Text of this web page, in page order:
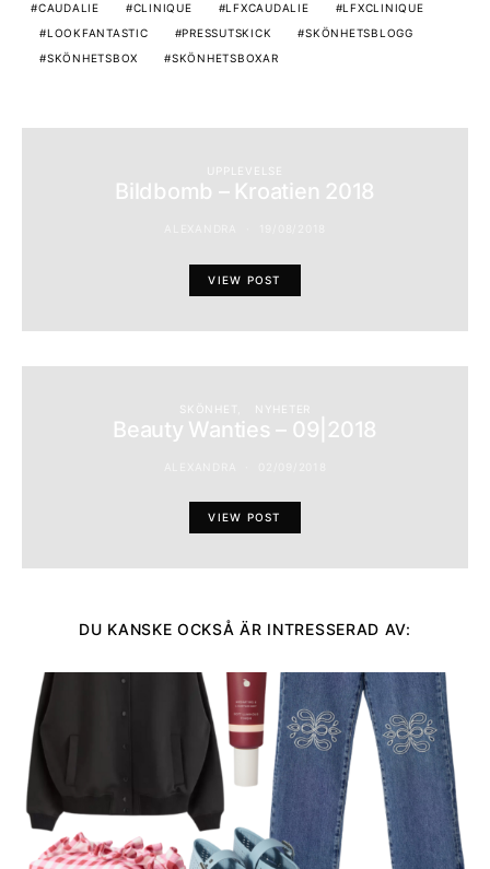
CAUDALIE CLINIQUE LFXCAUDALIE
LFXCLINIQUE
LOOKFANTASTIC
PRESSUTSKICK
SKÖNHETSBLOGG
SKÖNHETSBOX
SKÖNHETSBOXAR
UPPLEVELSE
Bildbomb – Kroatien 2018
VIEW POST
SKÖNHET NYHETER
Beauty Wanties – 09|2018
VIEW POST
DU KANSKE OCKSÅ ÄR INTRESSERAD AV: